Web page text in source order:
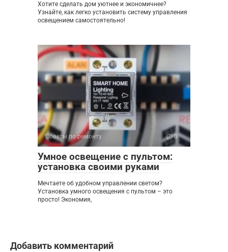
Хотите сделать дом уютнее и экономичнее?
Узнайте, как легко установить систему управления
освещением самостоятельно!
Советы по ремонту 0
Умное освещение с пультом:
установка своими руками
Мечтаете об удобном управлении светом?
Установка умного освещения с пультом – это
просто! Экономия,
Добавить комментарий